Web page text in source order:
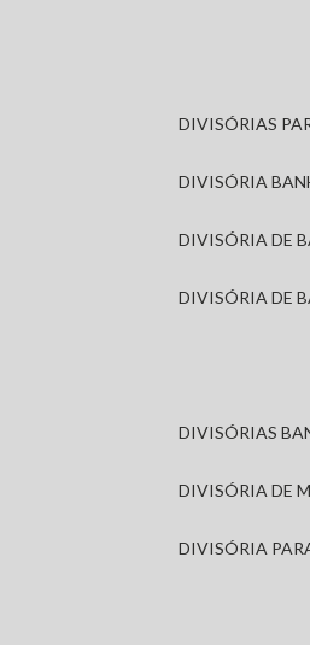
DIVISÓRIAS
DIVISÓRIA
DIVISÓRIA DE
DIVISÓRIA DE
DIVISÓRIAS
DIVISÓRIA DE
DIVISÓRIA